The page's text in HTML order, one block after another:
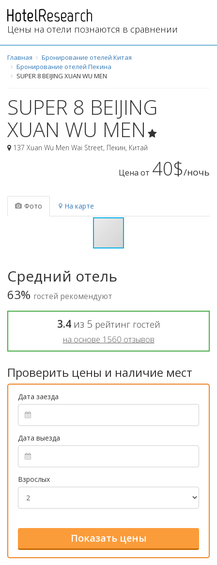
Цены на отели познаются в сравнении
Главная
Бронирование отелей Китая
Бронирование отелей Пекина
SUPER 8 BEIJING XUAN WU MEN
SUPER 8 BEIJING
XUAN WU MEN
137 Xuan Wu Men Wai Street, Пекин, Китай
Цена от 40$/ночь
Фото На карте
Средний отель
63% гостей рекомендуют
3.4из 5 рейтинг гостей
на основе 1560 отзывов
Проверить цены и наличие мест
Дата заезда
Дата выезда
Взрослых